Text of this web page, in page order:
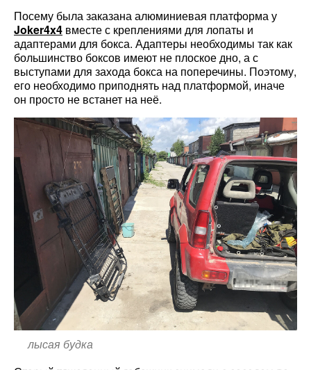
Посему была заказана алюминиевая платформа у
Joker4x4 вместе с креплениями для лопаты и
адаптерами для бокса. Адаптеры необходимы так как
большинство боксов имеют не плоское дно, а с
выступами для захода бокса на поперечины. Поэтому,
его необходимо приподнять над платформой, иначе
он просто не встанет на неё.
лысая будка